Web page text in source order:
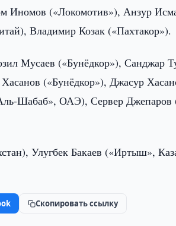
Иномов («Локомотив»), Анзур
Владимир Козак («Пахтакор»).
Мусаев («Бунёдкор»), Санджар
(«Бунёдкор»), Джасур
Шабаб», ОАЭ), Сервер
Улугбек Бакаев («Иртыш»,
Скопировать ссылку